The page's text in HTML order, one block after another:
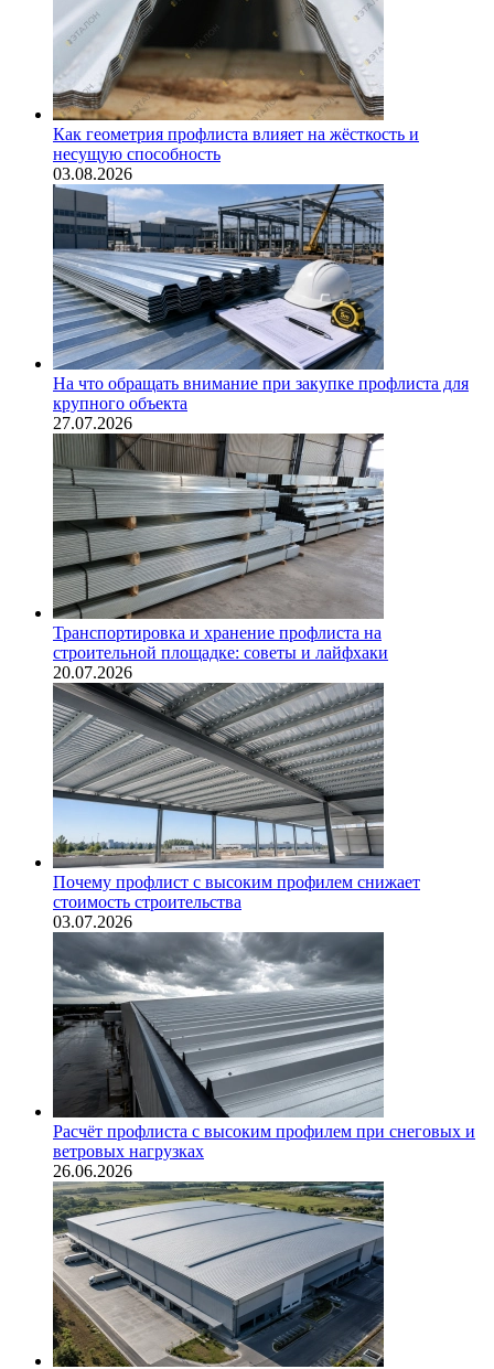
Как геометрия профлиста влияет на жёсткость и
несущую способность
03.08.2026
На что обращать внимание при закупке профлиста для
крупного объекта
27.07.2026
Транспортировка и хранение профлиста на
строительной площадке: советы и лайфхаки
20.07.2026
Почему профлист с высоким профилем снижает
стоимость строительства
03.07.2026
Расчёт профлиста с высоким профилем при снеговых и
ветровых нагрузках
26.06.2026